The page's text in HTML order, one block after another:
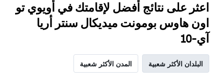
اعثر على نتائج أفضل لإقامتك في أويوي تو
اون هاوس بومونت ميديكال سنتر أريا
آي-10
البلدان الأكثر شعبية المدن الأكثر شعبية